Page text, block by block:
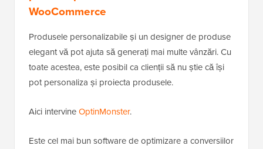
WooCommerce
Produsele personalizabile și un designer de produse
elegant vă pot ajuta să generați mai multe vânzări. Cu
toate acestea, este posibil ca clienții să nu știe că își
pot personaliza și proiecta produsele.
Aici intervineOptinMonster.
Este cel mai bun software de optimizare a conversiilor